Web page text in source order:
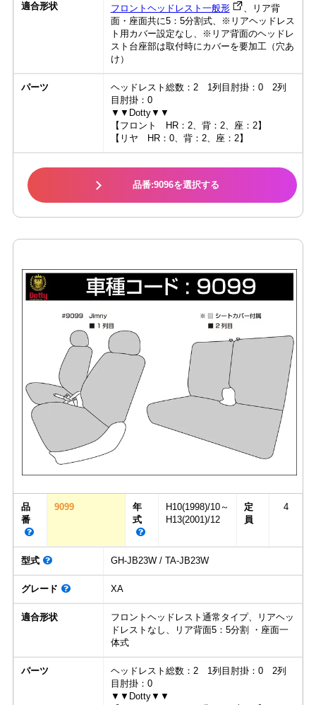
適合形状 フロントヘッドレスト一般形
、リア背
面・座面共に5：5分割式、※リアヘッドレス
ト用カバー設定なし、※リア背面のヘッドレ
スト台座部は取付時にカバーを要加工（穴あ
け）
パーツ
ヘッドレスト総数：2 1列目肘掛：0 2列
目肘掛：0
▼▼Dotty▼▼
【フロント HR：2、背：2、座：2】
【リヤ HR：0、背：2、座：2】
品番:9096を選択する
品
番
9099
年
式
H10(1998)/10～
H13(2001)/12
定
員
4
型式 GH-JB23W / TA-JB23W
グレード XA
適合形状
フロントヘッドレスト通常タイプ、リアヘッ
ドレストなし、リア背面5：5分割 ・座面一
体式
パーツ
ヘッドレスト総数：2 1列目肘掛：0 2列
目肘掛：0
▼▼Dotty▼▼